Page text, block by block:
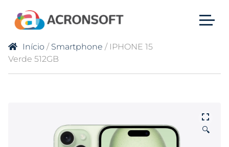
Início / Smartphone / IPHONE 15
Verde 512GB
🔍